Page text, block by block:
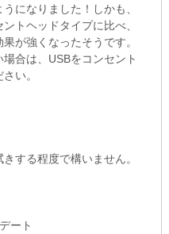
になりました！しかも、
トヘッドタイプに比べ、
が強くなったそうです。
合は、USBをコンセント
い。
する程度で構いません。
ート